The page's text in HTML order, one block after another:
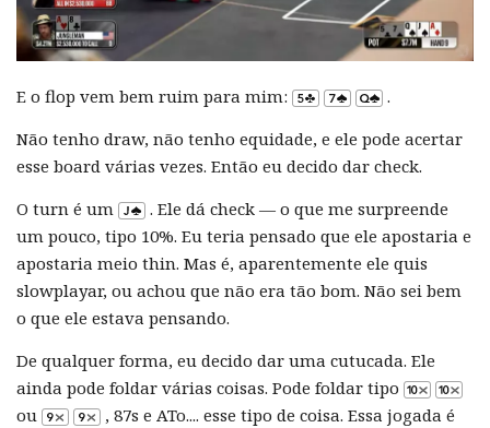
E o flop vem bem ruim para mim:
.
Não tenho draw, não tenho equidade, e ele pode acertar
esse board várias vezes. Então eu decido dar check.
O turn é um
. Ele dá check — o que me surpreende
um pouco, tipo 10%. Eu teria pensado que ele apostaria e
apostaria meio thin. Mas é, aparentemente ele quis
slowplayar, ou achou que não era tão bom. Não sei bem
o que ele estava pensando.
De qualquer forma, eu decido dar uma cutucada. Ele
ainda pode foldar várias coisas. Pode foldar tipo
ou
, 87s e ATo.... esse tipo de coisa. Essa jogada é